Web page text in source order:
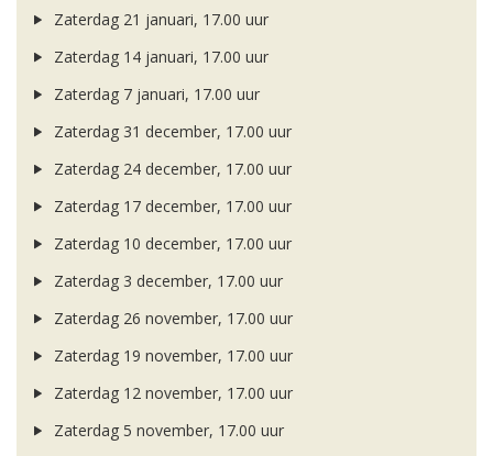
Zaterdag 21 januari, 17.00 uur
Zaterdag 14 januari, 17.00 uur
Zaterdag 7 januari, 17.00 uur
Zaterdag 31 december, 17.00 uur
Zaterdag 24 december, 17.00 uur
Zaterdag 17 december, 17.00 uur
Zaterdag 10 december, 17.00 uur
Zaterdag 3 december, 17.00 uur
Zaterdag 26 november, 17.00 uur
Zaterdag 19 november, 17.00 uur
Zaterdag 12 november, 17.00 uur
Zaterdag 5 november, 17.00 uur